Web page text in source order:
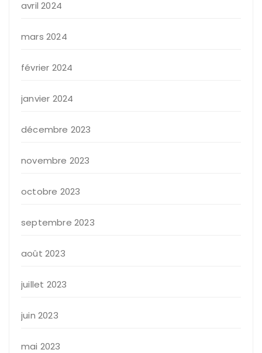
avril 2024
mars 2024
février 2024
janvier 2024
décembre 2023
novembre 2023
octobre 2023
septembre 2023
août 2023
juillet 2023
juin 2023
mai 2023